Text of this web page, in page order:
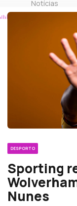
Notícias
DESPORTO
Sporting
Nunes